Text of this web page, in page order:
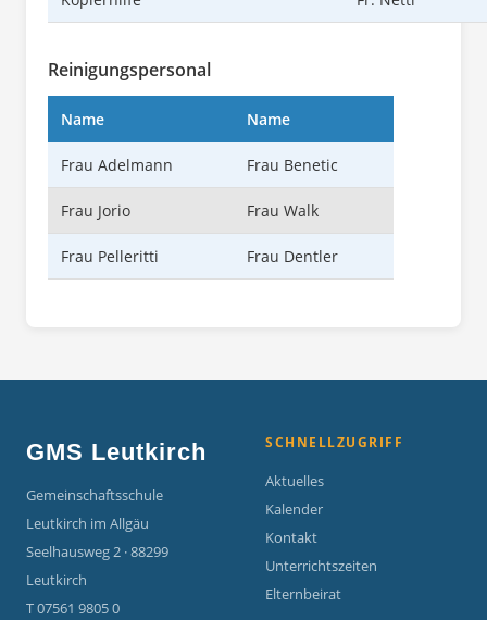
Reinigungspersonal
Name Name
Frau Adelmann Frau Benetic
Frau Jorio Frau Walk
Frau Pelleritti Frau Dentler
GMS Leutkirch
Gemeinschaftsschule
Leutkirch im Allgäu
Seelhausweg 2 · 88299
Leutkirch
T 07561 9805 0
SCHNELLZUGRIFF
Aktuelles
Kalender
Kontakt
Unterrichtszeiten
Elternbeirat